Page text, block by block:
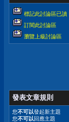
標記此討論區已讀
訂閱此討論區
瀏覽上級討論區
發表文章規則
您不可以發起新主題
您不可以回應主題